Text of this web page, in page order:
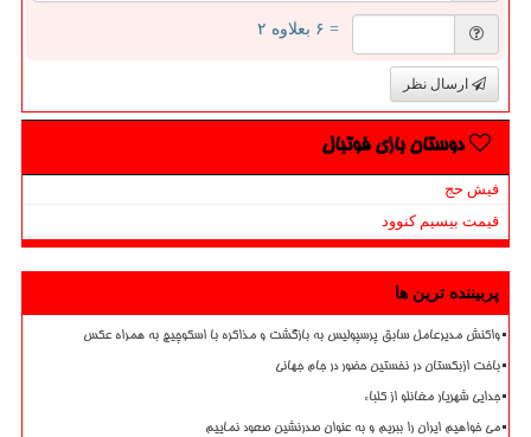
= ۶ بعلاوه ۲
ارسال نظر
دوستان بازی فوتبال
فیش حج
قیمت بیسیم کنوود
پربیننده ترین ها
واکنش مدیرعامل سابق پرسپولیس به بازگشت و مذاکره با اسکوچیچ به همراه عکس
باخت ازبکستان در نخستین حضور در جام جهانی
جدایی شهریار مغانلو از کلباء
می خواهیم ایران را ببریم و به عنوان صدرنشین صعود نماییم